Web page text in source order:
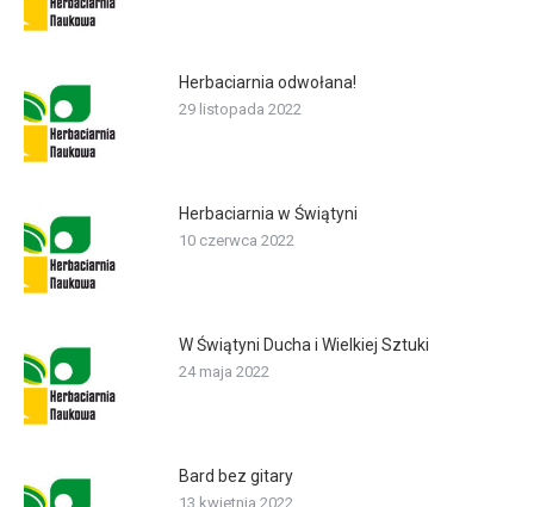
Herbaciarnia odwołana!
29 listopada 2022
Herbaciarnia w Świątyni
10 czerwca 2022
W Świątyni Ducha i Wielkiej Sztuki
24 maja 2022
Bard bez gitary
13 kwietnia 2022